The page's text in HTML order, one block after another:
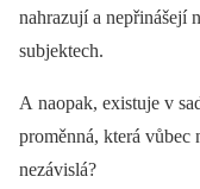
nahrazují a nepřinášejí
subjektech.
A naopak, existuje v
proměn­ná, která vůbec
nezávislá?